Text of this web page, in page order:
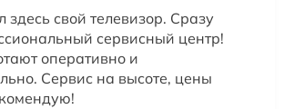
здесь свой телевизор. Сразу
сервисный центр!
оперативно и
Сервис на высоте, цены